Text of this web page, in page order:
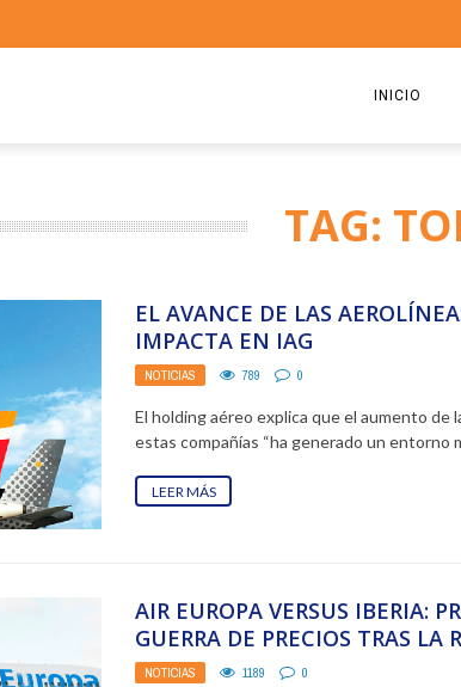
INICIO
TAG:
EL AVANCE DE LAS
IMPACTA EN IAG
NOTICIAS 789 0
El holding aéreo explica que el aumento de
estas compañías “ha generado un entorno
LEER MÁS
AIR EUROPA VERSUS IBERIA:
GUERRA DE PRECIOS TRAS LA
NOTICIAS 1189 0